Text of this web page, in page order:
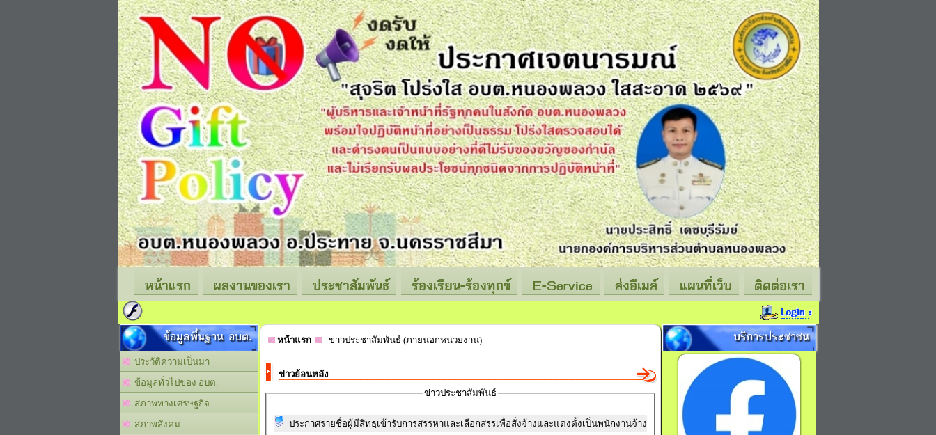
หน้าแรก ผลงานของเรา ประชาสัมพันธ์ ร้องเรียน-ร้องทุกข์ E-Service ส่งอีเมล์ แผนที่เว็บ ติดต่อเรา
ข้อมูลพื้นฐาน อบต.
ประวัติความเป็นมา
ข้อมูลทั่วไปของ อบต.
สภาพทางเศรษฐกิจ
สภาพสังคม
หน้าแรก ข่าวประชาสัมพันธ์ (ภายนอกหน่วยงาน)
ข่าวย้อนหลัง
ข่าวประชาสัมพันธ์
ประกาศรายชื่อผู้มีสิทธฺเข้ารับการสรรหาและเลือกสรรเพื่อสั่งจ้างและแต่งตั้งเป็นพนักงานจ้าง
บริการประชาชน